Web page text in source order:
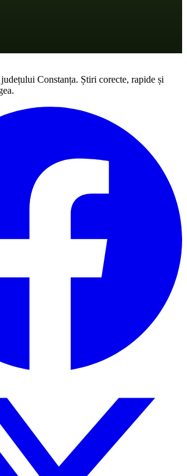
Constanța. Știri corecte, rapide și